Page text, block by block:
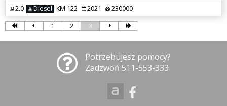
2.0 Diesel KM 122 2021 230000
1 2 3
Potrzebujesz pomocy?
Zadzwoń 511-553-333